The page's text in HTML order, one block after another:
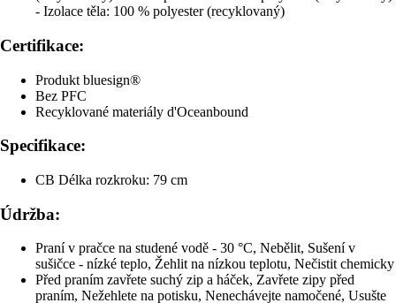
- Izolace těla: 100 % polyester (recyklovaný)
Certifikace:
Produkt bluesign®
Bez PFC
Recyklované materiály d'Oceanbound
Specifikace:
CB Délka rozkroku: 79 cm
Údržba:
Praní v pračce na studené vodě - 30 °C, Nebělit, Sušení v
sušičce - nízké teplo, Žehlit na nízkou teplotu, Nečistit chemicky
Před praním zavřete suchý zip a háček, Zavřete zipy před
praním, Nežehlete na potisku, Nenechávejte namočené, Usušte